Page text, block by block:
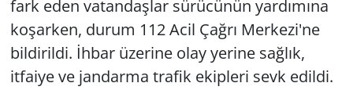
fark eden vatandaşlar sürücünün yardımına
koşarken, durum 112 Acil Çağrı Merkezi'ne
bildirildi. İhbar üzerine olay yerine sağlık,
itfaiye ve jandarma trafik ekipleri sevk edildi.